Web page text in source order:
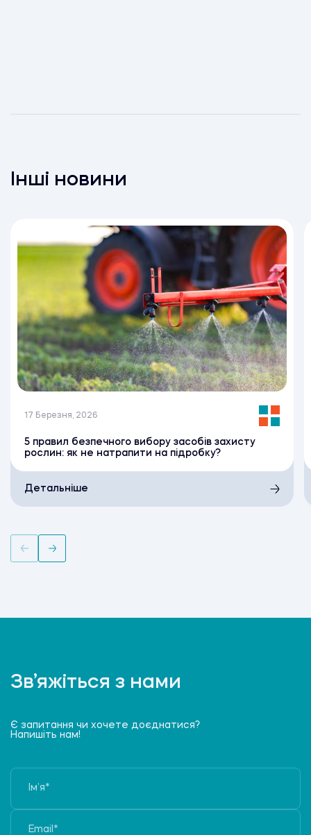
Інші новини
17 Березня, 2026
5 правил безпечного вибору засобів захисту
рослин: як не натрапити на підробку?
Детальніше
Зв’яжіться з нами
Є запитання чи хочете доєднатися?
Напишіть нам!